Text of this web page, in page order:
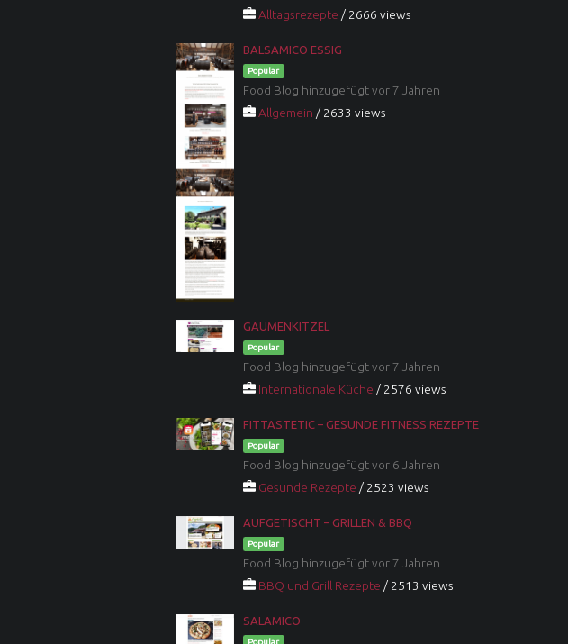
Alltagsrezepte / 2666 views
BALSAMICO ESSIG
Popular
Food Blog hinzugefügt vor 7 Jahren
Allgemein / 2633 views
GAUMENKITZEL
Popular
Food Blog hinzugefügt vor 7 Jahren
Internationale Küche / 2576 views
FITTASTETIC – GESUNDE FITNESS REZEPTE
Popular
Food Blog hinzugefügt vor 6 Jahren
Gesunde Rezepte / 2523 views
AUFGETISCHT – GRILLEN & BBQ
Popular
Food Blog hinzugefügt vor 7 Jahren
BBQ und Grill Rezepte / 2513 views
SALAMICO
Popular